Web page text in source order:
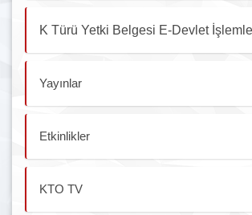
K Türü Yetki Belgesi E-Devlet
Yayınlar
Etkinlikler
KTO TV